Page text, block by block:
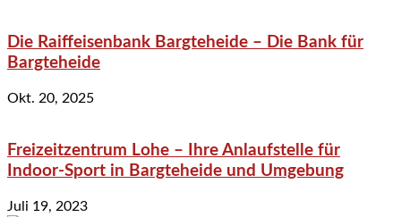
Die Raiffeisenbank Bargteheide – Die Bank für
Bargteheide
Okt. 20, 2025
Freizeitzentrum Lohe – Ihre Anlaufstelle für
Indoor-Sport in Bargteheide und Umgebung
Juli 19, 2023